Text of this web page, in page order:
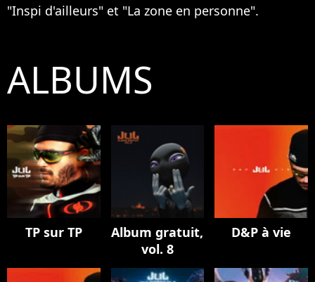
"Inspi d'ailleurs" et "La zone en personne".
ALBUMS
TP sur TP
Album gratuit,
vol. 8
D&P à vie